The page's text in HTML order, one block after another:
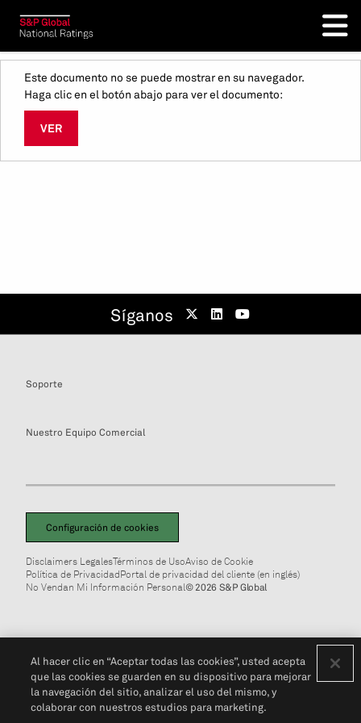
Este documento no se puede mostrar en su navegador.
Haga clic en el botón abajo para ver el documento:
VER
Síganos
Soporte
Nuestro Equipo Comercial
Configuración de cookies
Disclaimers LegalesTérminos de UsoAviso de Cookie
Política de PrivacidadPortal de privacidad del cliente (en inglés)
No Vendan Mi Información Personal© 2026 S&P Global
Al hacer clic en “Aceptar todas las cookies”, usted acepta
que las cookies se guarden en su dispositivo para mejorar
la navegación del sitio, analizar el uso del mismo, y
colaborar con nuestros estudios para marketing.